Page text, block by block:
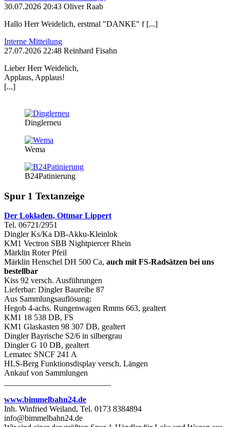
30.07.2026 20:43 Oliver Raab
Hallo Herr Weidelich, erstmal "DANKE" f [...]
Interne Mitteilung
27.07.2026 22:48 Reinhard Fisahn
Lieber Herr Weidelich,
Applaus, Applaus!
[...]
Dinglerneu
Wema
B24Patinierung
Spur 1 Textanzeige
Der Lokladen, Ottmar Lippert
Tel. 06721/2951
Dingler Ks/Ka DB-Akku-Kleinlok
KM1 Vectron SBB Nightpiercer Rhein
Märklin Roter Pfeil
Märklin Henschel DH 500 Ca, auch mit FS-Radsätzen bei uns
bestellbar
Kiss 92 versch. Ausführungen
Lieferbar: Dingler Baureihe 87
Aus Sammlungsauflösung:
Hegob 4-achs. Rungenwagen Rmms 663, gealtert
KM1 18 538 DB, FS
KM1 Glaskasten 98 307 DB, gealtert
Dingler Bayrische S2/6 in silbergrau
Dingler G 10 DB, gealtert
Lematec SNCF 241 A
HLS-Berg Funktionsdisplay versch. Längen
Ankauf von Sammlungen
www.bimmelbahn24.de
Inh. Winfried Weiland, Tel. 0173 8384894
info@bimmelbahn24.de